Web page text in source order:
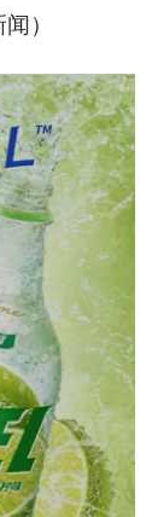
）